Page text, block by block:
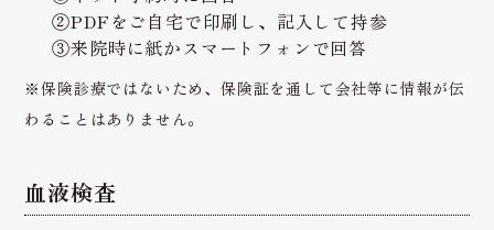
②PDFをご自宅で印刷し、記入して持参
③来院時に紙かスマートフォンで回答
※保険診療ではないため、保険証を通して会社等に情報が伝
わることはありません。
血液検査